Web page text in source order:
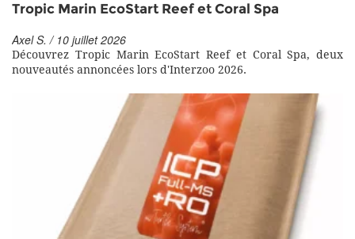
Tropic Marin EcoStart Reef et Coral Spa
Axel S. / 10 juillet 2026
Découvrez Tropic Marin EcoStart Reef et Coral Spa, deux
nouveautés annoncées lors d'Interzoo 2026.